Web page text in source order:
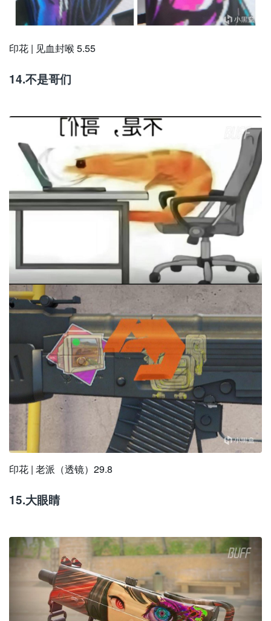
印花 | 见血封喉 5.55
14.不是哥们
印花 | 老派（透镜）29.8
15.大眼睛